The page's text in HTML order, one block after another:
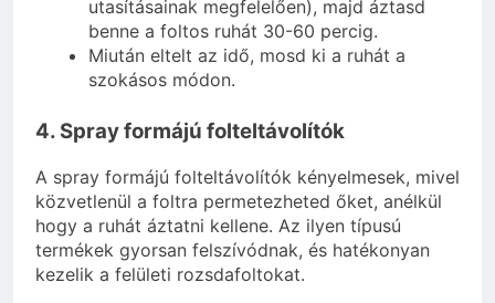
utasításainak megfelelően), majd áztasd
benne a foltos ruhát 30-60 percig.
Miután eltelt az idő, mosd ki a ruhát a
szokásos módon.
4. Spray formájú folteltávolítók
A spray formájú folteltávolítók kényelmesek, mivel
közvetlenül a foltra permetezheted őket, anélkül
hogy a ruhát áztatni kellene. Az ilyen típusú
termékek gyorsan felszívódnak, és hatékonyan
kezelik a felületi rozsdafoltokat.